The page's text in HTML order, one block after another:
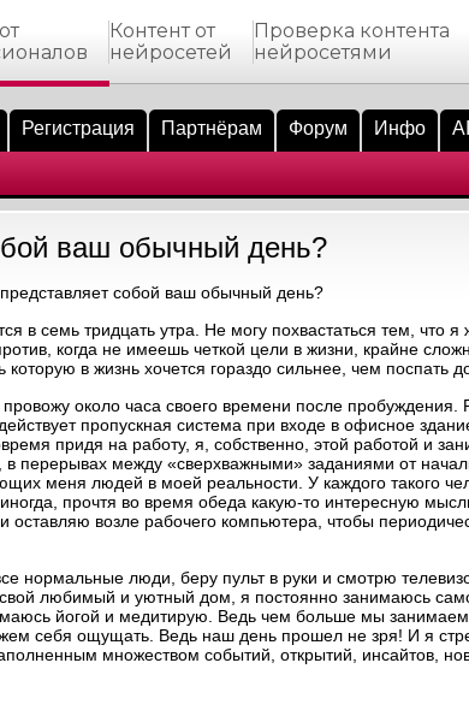
Контент от
нейросетей
Проверка контента
нейросетями
Регистрация Партнёрам Форум Инфо
ваш обычный день?
собой ваш обычный день?
в семь тридцать утра. Не могу похвастаться тем, что я
когда не имеешь четкой цели в жизни, крайне
в жизнь хочется гораздо сильнее, чем поспать
около часа своего времени после
пропускная система при входе в офисное
придя на работу, я, собственно, этой работой и
в перерывах между «сверхважными» заданиями от
меня людей в моей реальности. У каждого такого
прочтя во время обеда какую-то интересную
оставляю возле рабочего компьютера, чтобы
нормальные люди, беру пульт в руки и смотрю
любимый и уютный дом, я постоянно занимаюсь
йогой и медитирую. Ведь чем больше мы
себя ощущать. Ведь наш день прошел не зря! И я
множеством событий, открытий, инсайтов,